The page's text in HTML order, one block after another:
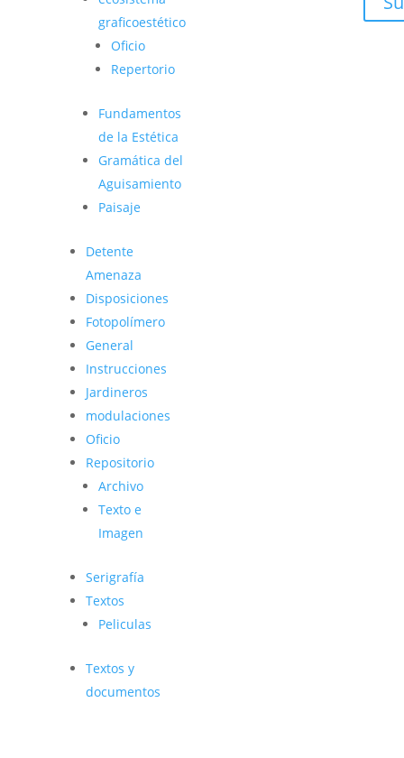
graficoestético
Oficio
Repertorio
Fundamentos
de la Estética
Gramática del
Aguisamiento
Paisaje
Detente
Amenaza
Disposiciones
Fotopolímero
General
Instrucciones
Jardineros
modulaciones
Oficio
Repositorio
Archivo
Texto e
Imagen
Serigrafía
Textos
Peliculas
Textos y
documentos